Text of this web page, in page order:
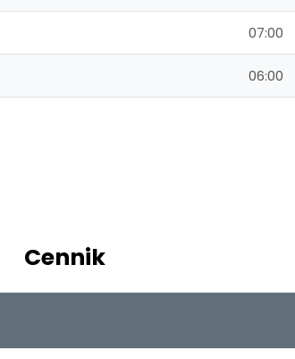
07:00
06:00
Cennik